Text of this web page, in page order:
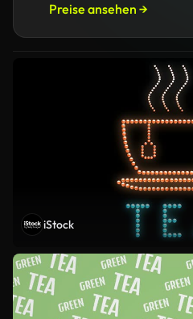
Preise ansehen →
iStock